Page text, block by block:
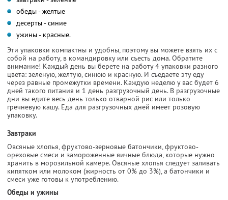
обеды - желтые
десерты - синие
ужины - красные.
Эти упаковки компактны и удобны, поэтому вы можете взять их с
собой на работу, в командировку или съесть дома. Обратите
внимание! Каждый день вы берете на работу 4 упаковки разного
цвета: зеленую, желтую, синюю и красную. И съедаете эту еду
через равные промежутки времени. Каждую неделю у вас будет 6
дней такого питания и 1 день разгрузочный день. В разгрузочные
дни вы едите весь день только отварной рис или только
гречневую кашу. Еда для разгрузочных дней имеет розовую
упаковку.
Завтраки
Овсяные хлопья, фруктово-зерновые батончики, фруктово-
ореховые смеси и замороженные яичные блюда, которые нужно
хранить в морозильной камере. Овсяные хлопья следует заливать
кипятком или молоком (жирность от 0% до 3%), а батончики и
смеси уже готовы к употреблению.
Обеды и ужины